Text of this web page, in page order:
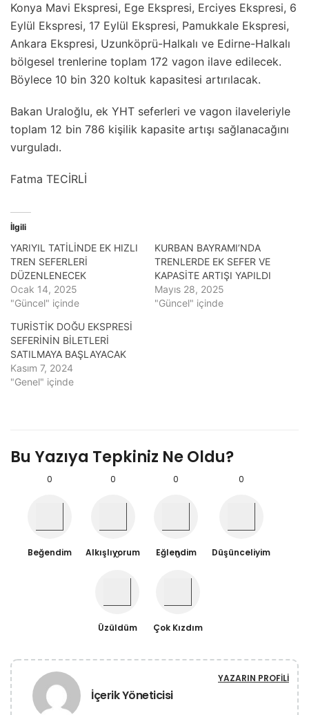
Konya Mavi Ekspresi, Ege Ekspresi, Erciyes Ekspresi, 6
Eylül Ekspresi, 17 Eylül Ekspresi, Pamukkale Ekspresi,
Ankara Ekspresi, Uzunköprü-Halkalı ve Edirne-Halkalı
bölgesel trenlerine toplam 172 vagon ilave edilecek.
Böylece 10 bin 320 koltuk kapasitesi artırılacak.
Bakan Uraloğlu, ek YHT seferleri ve vagon ilaveleriyle
toplam 12 bin 786 kişilik kapasite artışı sağlanacağını
vurguladı.
Fatma TECİRLİ
İlgili
YARIYIL TATİLİNDE EK HIZLI
TREN SEFERLERİ
DÜZENLENECEK
Ocak 14, 2025
"Güncel" içinde
KURBAN BAYRAMI’NDA
TRENLERDE EK SEFER VE
KAPASİTE ARTIŞI YAPILDI
Mayıs 28, 2025
"Güncel" içinde
TURİSTİK DOĞU EKSPRESİ
SEFERİNİN BİLETLERİ
SATILMAYA BAŞLAYACAK
Kasım 7, 2024
"Genel" içinde
Bu Yazıya Tepkiniz Ne Oldu?
0
Beğendim
0
Alkışlıyorum
0
Eğlendim
0
Düşünceliyim
0
Üzüldüm
0
Çok Kızdım
İçerik Yöneticisi
YAZARIN PROFILI